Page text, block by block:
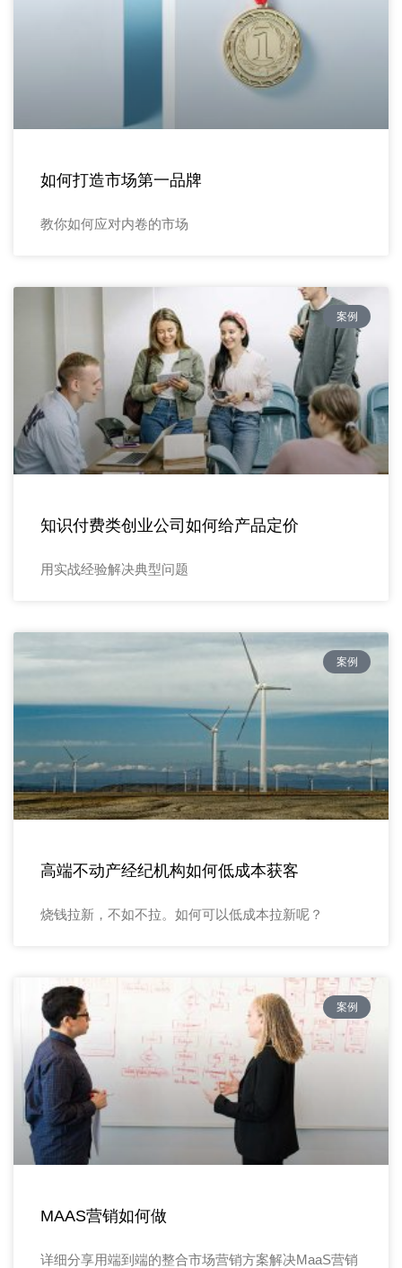
如何打造市场第一品牌
教你如何应对内卷的市场
案例
知识付费类创业公司如何给产品定价
用实战经验解决典型问题
案例
高端不动产经纪机构如何低成本获客
烧钱拉新，不如不拉。如何可以低成本拉新呢？
案例
MAAS营销如何做
详细分享用端到端的整合市场营销方案解决MaaS营销